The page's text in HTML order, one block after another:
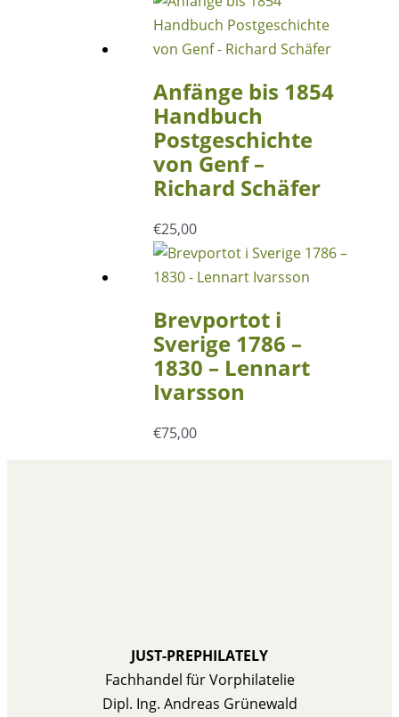
Anfänge bis 1854
Handbuch
Postgeschichte
von Genf –
Richard Schäfer
€25,00
Brevportot i
Sverige 1786 –
1830 – Lennart
Ivarsson
€75,00
JUST-PREPHILATELY
Fachhandel für Vorphilatelie
Dipl. Ing. Andreas Grünewald